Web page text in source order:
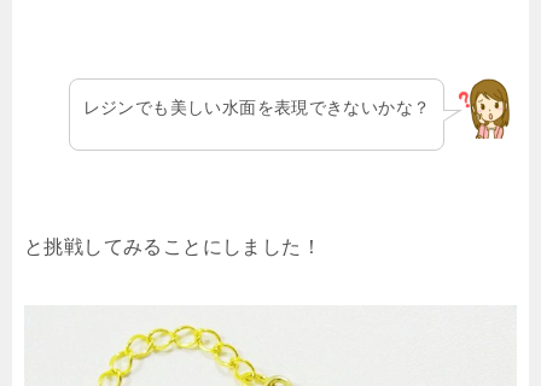
レジンでも美しい水面を表現できないかな？
と挑戦してみることにしました！